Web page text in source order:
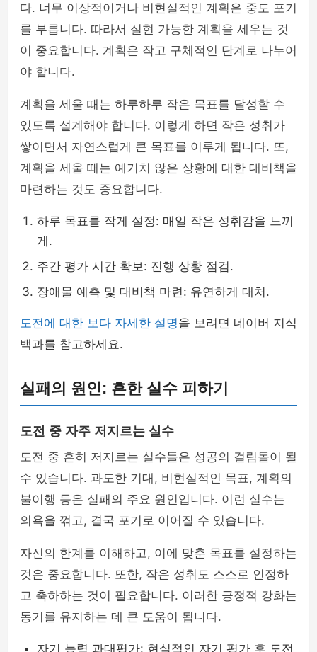
다. 너무 이상적이거나 비현실적인 계획은 중도 포기
를 부릅니다. 따라서 실현 가능한 계획을 세우는 것
이 중요합니다. 계획은 작고 구체적인 단계로 나누어
야 합니다.
계획을 세울 때는 하루하루 작은 목표를 달성할 수
있도록 설계해야 합니다. 이렇게 하면 작은 성취가
쌓이면서 자연스럽게 큰 목표를 이루게 됩니다. 또,
계획을 세울 때는 예기치 않은 상황에 대한 대비책을
마련하는 것도 중요합니다.
하루 목표를 작게 설정: 매일 작은 성취감을 느끼
게.
주간 평가 시간 확보: 진행 상황 점검.
장애물 예측 및 대비책 마련: 유연하게 대처.
도전에 대한 보다 자세한 설명을 보려면 네이버 지식
백과를 참고하세요.
실패의 원인: 흔한 실수 피하기
도전 중 자주 저지르는 실수
도전 중 흔히 저지르는 실수들은 성공의 걸림돌이 될
수 있습니다. 과도한 기대, 비현실적인 목표, 계획의
불이행 등은 실패의 주요 원인입니다. 이런 실수는
의욕을 꺾고, 결국 포기로 이어질 수 있습니다.
자신의 한계를 이해하고, 이에 맞춘 목표를 설정하는
것은 중요합니다. 또한, 작은 성취도 스스로 인정하
고 축하하는 것이 필요합니다. 이러한 긍정적 강화는
동기를 유지하는 데 큰 도움이 됩니다.
자기 능력 과대평가: 현실적인 자기 평가 후 도전